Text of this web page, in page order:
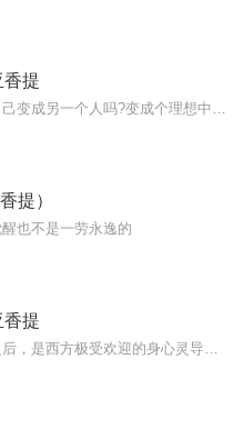
香提
提）
也不是一劳永逸的
香提